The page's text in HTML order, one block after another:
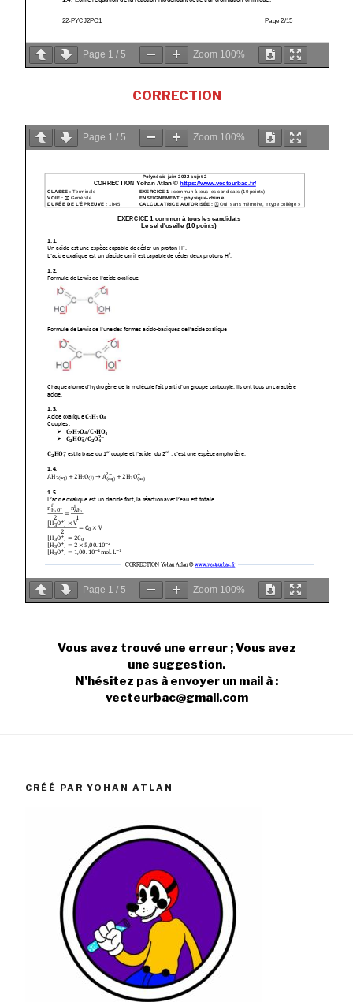
Page 1 / 5 Zoom 100%
CORRECTION
Page 1 / 5 Zoom 100%
Page 1 / 5 Zoom 100%
Vous avez trouvé une erreur ; Vous avez
une suggestion.
N’hésitez pas à envoyer un mail à :
vecteurbac@gmail.com
CRÉÉ PAR YOHAN ATLAN